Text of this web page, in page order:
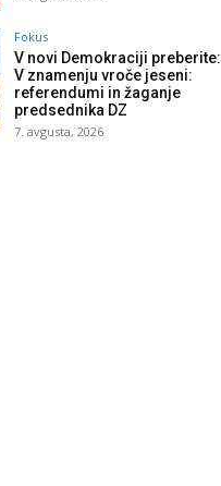
Fokus
V novi Demokraciji preberite:
V znamenju vroče jeseni:
referendumi in žaganje
predsednika DZ
7. avgusta, 2026